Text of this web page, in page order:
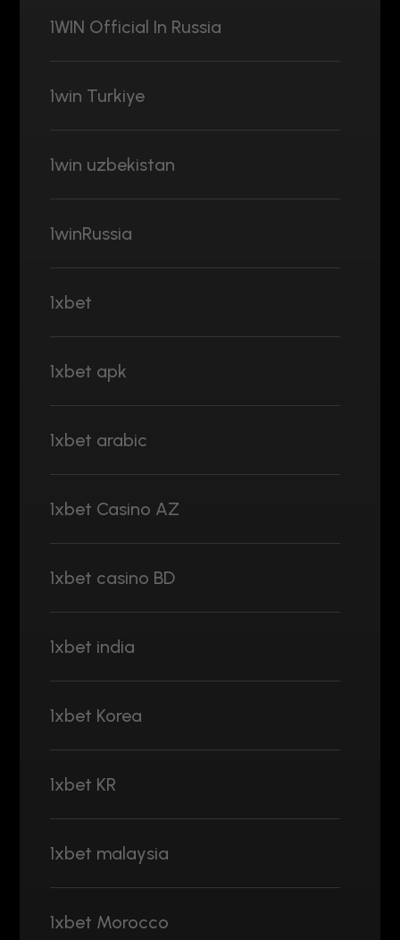
1WIN Official In Russia
1win Turkiye
1win uzbekistan
1winRussia
1xbet
1xbet apk
1xbet arabic
1xbet Casino AZ
1xbet casino BD
1xbet india
1xbet Korea
1xbet KR
1xbet malaysia
1xbet Morocco